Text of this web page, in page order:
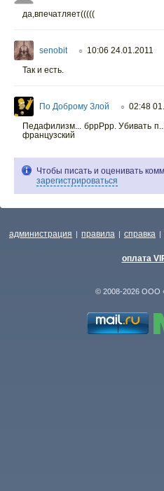
да,впечатляет(((((
senobit ○ 10:06 24.01.2011
Так и есть.
По Доброму Злой ○ 02:48
Педафилизм... бррРрр. Убивать
французский
Чтобы писать и оценивать
зарегистрироваться
администрация | правила | справка |
оплата
© 2008-2026 ООО